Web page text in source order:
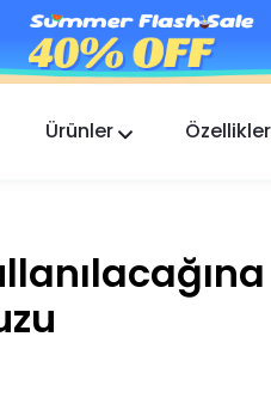
Ürünler
FlashGet
Özellikler